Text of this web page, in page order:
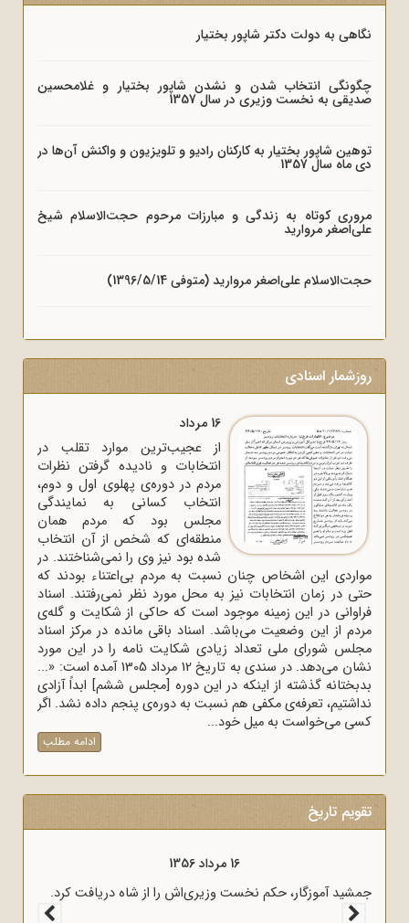
نگاهی به دولت دکتر شاپور بختیار
چگونگی انتخاب شدن و نشدن شاپور بختیار و غلامحسین
صدیقی به نخست وزیری در سال 1357
توهین شاپور بختیار به کارکنان رادیو و تلویزیون و واکنش آن‌ها در
دی ماه سال 1357
مروری کوتاه به زندگی و مبارزات مرحوم حجت‌الاسلام شیخ
علی‌اصغر مروارید
حجت‌الاسلام علی‌اصغر مروارید (متوفی 1396/5/14)
روزشمار اسنادی
16 مرداد
از عجیب‌ترین موارد تقلب در
انتخابات و نادیده گرفتن نظرات
مردم در دوره‌ی پهلوی اول و دوم،
انتخاب کسانی به نمایندگی
مجلس بود که مردم همان
منطقه‌ای که شخص از آن انتخاب
شده بود نیز وی را نمی‌شناختند. در
مواردی این اشخاص چنان نسبت به مردم بی‌اعتناء بودند که
حتی در زمان انتخابات نیز به محل مورد نظر نمی‌رفتند. اسناد
فراوانی در این زمینه موجود است که حاکی از شکایت و گله‌ی
مردم از این وضعیت می‌باشد. اسناد باقی مانده در مرکز اسناد
مجلس شورای ملی تعداد زیادی شکایت نامه را در این مورد
نشان می‌دهد. در سندی به تاریخ 12 مرداد 1305 آمده است: «...
بدبختانه گذشته از اینکه در این دوره [مجلس ششم] ابداً آزادی
نداشتیم، تعرفه‌ی مکفی هم نسبت به دوره‌ی پنجم داده نشد. اگر
کسی می‌خواست به میل خود...
ادامه مطلب
تقویم تاریخ
16 مرداد 1356
جمشید آموزگار، حکم نخست وزیری‌اش را از شاه دریافت کرد. پیام امام
ماه